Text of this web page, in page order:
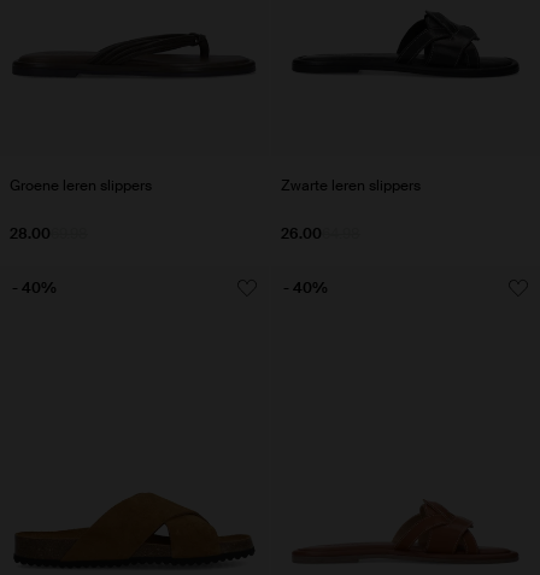
Groene leren slippers
28.00
Zwarte leren slippers
26.00
- 40% - 40%